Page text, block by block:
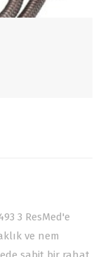
3 ResMed'e
ve nem